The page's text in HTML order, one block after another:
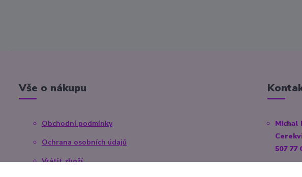
Vše o nákupu
Obchodní podmínky
Ochrana osobních údajů
Vrátit zboží
Michal
507 77